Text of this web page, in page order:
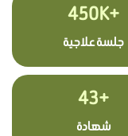
+450K
جلسة علاجية
+43
شهادة